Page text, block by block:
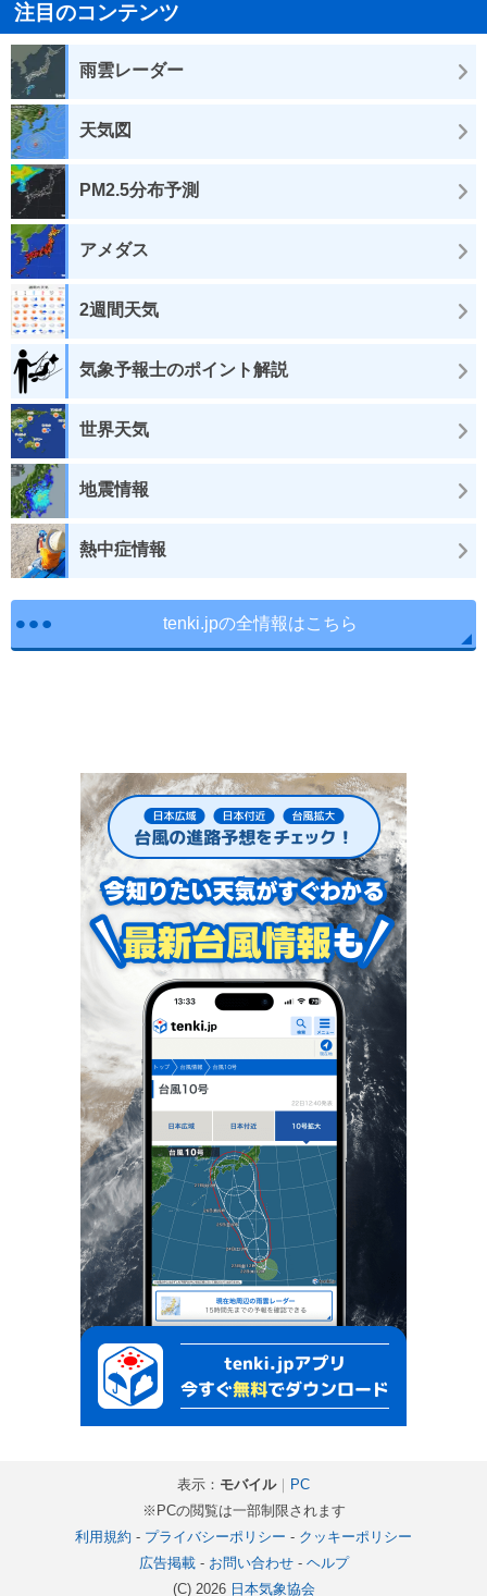
注目のコンテンツ
雨雲レーダー
天気図
PM2.5分布予測
アメダス
2週間天気
気象予報士のポイント解説
世界天気
地震情報
熱中症情報
tenki.jpの全情報はこちら
表示： モバイル｜
PC
※PCの閲覧は一部制限されます
利用規約 - プライバシーポリシー - クッキーポリシー
広告掲載- お問い合わせ- ヘルプ
(C) 2026 日本気象協会